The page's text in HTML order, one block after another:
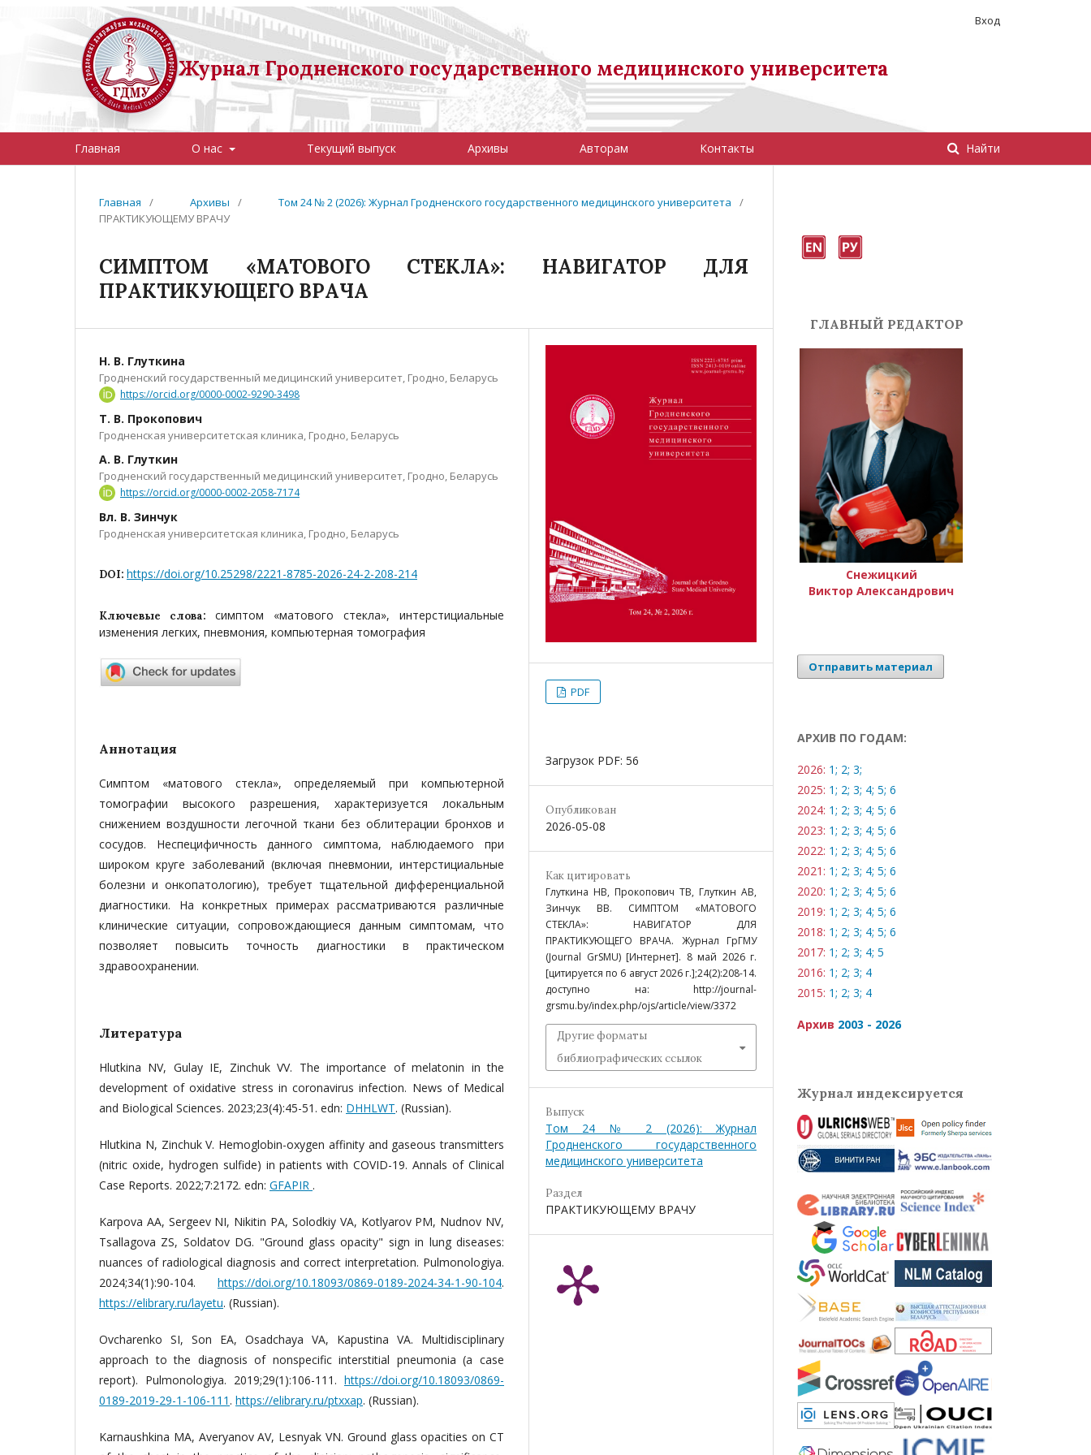
Журнал Гродненского государственного медицинского университета
Главная О нас Текущий выпуск Архивы Авторам Контакты Найти
Вход
Главная / Архивы / Том 24 № 2 (2026): Журнал Гродненского государственного медицинского университета
/
ПРАКТИКУЮЩЕМУ ВРАЧУ
СИМПТОМ «МАТОВОГО СТЕКЛА»: НАВИГАТОР ДЛЯ
ПРАКТИКУЮЩЕГО ВРАЧА
Н. В. Глуткина
Гродненский государственный медицинский университет, Гродно, Беларусь
https://orcid.org/0000-0002-9290-3498
Т. В. Прокопович
Гродненская университетская клиника, Гродно, Беларусь
А. В. Глуткин
Гродненский государственный медицинский университет, Гродно, Беларусь
https://orcid.org/0000-0002-2058-7174
Вл. В. Зинчук
Гродненская университетская клиника, Гродно, Беларусь
DOI: https://doi.org/10.25298/2221-8785-2026-24-2-208-214
Ключевые слова: симптом «матового стекла», интерстициальные
изменения легких, пневмония, компьютерная томография
Аннотация
Симптом «матового стекла», определяемый при компьютерной
томографии высокого разрешения, характеризуется локальным
снижением воздушности легочной ткани без облитерации бронхов и
сосудов. Неспецифичность данного симптома, наблюдаемого при
широком круге заболеваний (включая пневмонии, интерстициальные
болезни и онкопатологию), требует тщательной дифференциальной
диагностики. На конкретных примерах рассматриваются различные
клинические ситуации, сопровождающиеся данным симптомам, что
позволяет повысить точность диагностики в практическом
здравоохранении.
Литература
Hlutkina NV, Gulay IE, Zinchuk VV. The importance of melatonin in the
development of oxidative stress in coronavirus infection. News of Medical
and Biological Sciences. 2023;23(4):45-51. edn: DHHLWT. (Russian).
Hlutkina N, Zinchuk V. Hemoglobin-oxygen affinity and gaseous transmitters
(nitric oxide, hydrogen sulfide) in patients with COVID-19. Annals of Clinical
Case Reports. 2022;7:2172. edn: GFAPIR .
Karpova AA, Sergeev NI, Nikitin PA, Solodkiy VA, Kotlyarov PM, Nudnov NV,
Tsallagova ZS, Soldatov DG. "Ground glass opacity" sign in lung diseases:
nuances of radiological diagnosis and correct interpretation. Pulmonologiya.
2024;34(1):90-104. https://doi.org/10.18093/0869-0189-2024-34-1-90-104.
https://elibrary.ru/layetu. (Russian).
Ovcharenko SI, Son EA, Osadchaya VA, Kapustina VA. Multidisciplinary
approach to the diagnosis of nonspecific interstitial pneumonia (a case
report). Pulmonologiya. 2019;29(1):106-111. https://doi.org/10.18093/0869-
0189-2019-29-1-106-111 . https://elibrary.ru/ptxxap. (Russian).
Karnaushkina MA, Averyanov AV, Lesnyak VN. Ground glass opacities on CT
PDF
Загрузок PDF: 56
Опубликован
2026-05-08
Как цитировать
Глуткина НВ, Прокопович ТВ, Глуткин АВ,
Зинчук ВВ. СИМПТОМ «МАТОВОГО
СТЕКЛА»: НАВИГАТОР ДЛЯ
ПРАКТИКУЮЩЕГО ВРАЧА. Журнал ГрГМУ
(Journal GrSMU) [Интернет]. 8 май 2026 г.
[цитируется по 6 август 2026 г.];24(2):208-14.
доступно на: http://journal-
grsmu.by/index.php/ojs/article/view/3372
Другие форматы
библиографических ссылок
Выпуск
Том 24 № 2 (2026): Журнал
Гродненского государственного
медицинского университета
Раздел
ПРАКТИКУЮЩЕМУ ВРАЧУ
ГЛАВНЫЙ РЕДАКТОР
Снежицкий
Виктор Александрович
Отправить материал
АРХИВ ПО ГОДАМ:
2026: 1; 2; 3;
2025: 1; 2; 3; 4; 5; 6
2024: 1; 2; 3; 4; 5; 6
2023: 1; 2; 3; 4; 5; 6
2022: 1; 2; 3; 4; 5; 6
2021: 1; 2; 3; 4; 5; 6
2020: 1; 2; 3; 4; 5; 6
2019: 1; 2; 3; 4; 5; 6
2018: 1; 2; 3; 4; 5; 6
2017: 1; 2; 3; 4; 5
2016: 1; 2; 3; 4
2015: 1; 2; 3; 4
Архив 2003 - 2026
Журнал индексируется